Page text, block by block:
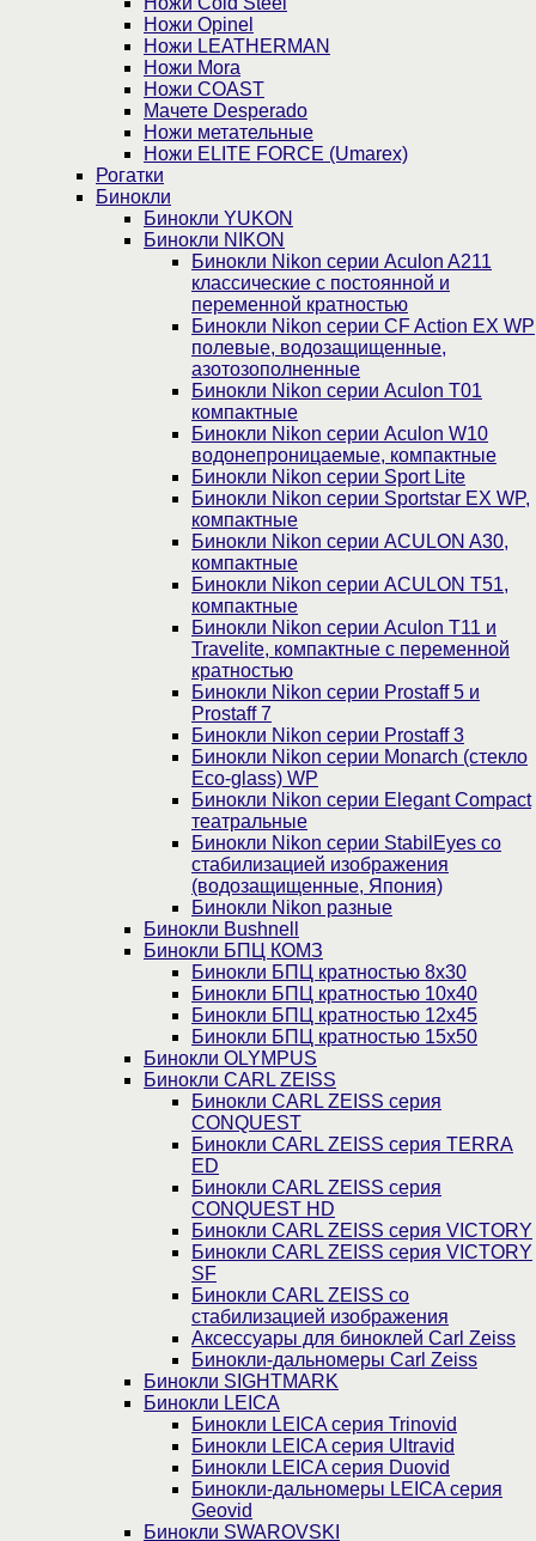
Ножи Opinel
Ножи LEATHERMAN
Ножи Mora
Ножи COAST
Мачете Desperado
Ножи метательные
Ножи ELITE FORCE (Umarex)
Рогатки
Бинокли
Бинокли YUKON
Бинокли NIKON
Бинокли Nikon серии Aculon A211
классические с постоянной и
переменной кратностью
Бинокли Nikon серии СF Action EX WP
полевые, водозащищенные,
азотозополненные
Бинокли Nikon серии Aculon T01
компактные
Бинокли Nikon серии Aculon W10
водонепроницаемые, компактные
Бинокли Nikon серии Sport Lite
Бинокли Nikon серии Sportstar EX WP,
компактные
Бинокли Nikon серии ACULON A30,
компактные
Бинокли Nikon серии ACULON Т51,
компактные
Бинокли Nikon серии Aculon T11 и
Travelite, компактные с переменной
кратностью
Бинокли Nikon серии Prostaff 5 и
Prostaff 7
Бинокли Nikon серии Prostaff 3
Бинокли Nikon серии Monarch (стекло
Eco-glass) WP
Бинокли Nikon серии Elegant Compact
театральные
Бинокли Nikon серии StabilEyes со
стабилизацией изображения
(водозащищенные, Япония)
Бинокли Nikon разные
Бинокли Bushnell
Бинокли БПЦ КОМЗ
Бинокли БПЦ кратностью 8х30
Бинокли БПЦ кратностью 10х40
Бинокли БПЦ кратностью 12х45
Бинокли БПЦ кратностью 15х50
Бинокли OLYMPUS
Бинокли CARL ZEISS
Бинокли CARL ZEISS серия
CONQUEST
Бинокли CARL ZEISS серия TERRA
ED
Бинокли CARL ZEISS серия
CONQUEST HD
Бинокли CARL ZEISS серия VICTORY
Бинокли CARL ZEISS серия VICTORY
SF
Бинокли CARL ZEISS со
стабилизацией изображения
Аксессуары для биноклей Carl Zeiss
Бинокли-дальномеры Carl Zeiss
Бинокли SIGHTMARK
Бинокли LEICA
Бинокли LEICA серия Trinovid
Бинокли LEICA серия Ultravid
Бинокли LEICA серия Duovid
Бинокли-дальномеры LEICA серия
Geovid
Бинокли SWAROVSKI